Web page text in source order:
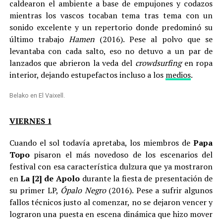
caldearon el ambiente a base de empujones y codazos
mientras los vascos tocaban tema tras tema con un
sonido excelente y un repertorio donde predominó su
último trabajo Hamen(2016). Pese al polvo que se
levantaba con cada salto, eso no detuvo a un par de
lanzados que abrieron la veda del crowdsurfingen ropa
interior, dejando estupefactos incluso a los medios.
Belako en El Vaixell.
VIERNES 1
Cuando el sol todavía apretaba, los miembros dePapa
Topopisaron el más novedoso de los escenarios del
festival con esa característica dulzura que ya mostraron
enLa [2] de Apolodurante la fiesta de presentación de
su primer LP, Ópalo Negro(2016). Pese a sufrir algunos
fallos técnicos justo al comenzar, no se dejaron vencer y
lograron una puesta en escena dinámica que hizo mover